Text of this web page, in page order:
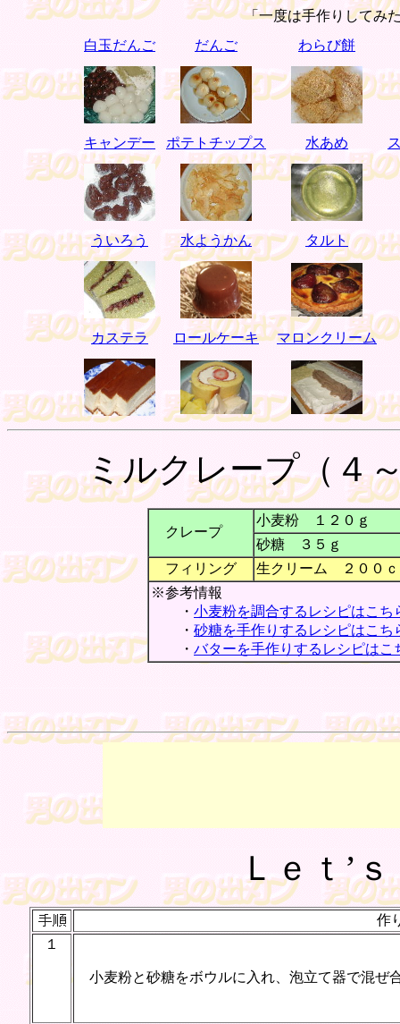
「一度は手作りしてみ
白玉だんご
だんご わらび餅
キャンデー ポテトチップス 水あめ
ういろう 水ようかん タルト
カステラ ロールケーキ マロンクリーム
ミルクレープ（４
クレープ
小麦粉 １２０ｇ
砂糖 ３５ｇ
フィリング
生クリーム ２００
※参考情報
・ 小麦粉を調合するレシピはこち
・ 砂糖を手作りするレシピはこち
・ バターを手作りするレシピはこ
Ｌｅｔ’
作
１
小麦粉と砂糖をボウルに入れ、泡立て器で混ぜ